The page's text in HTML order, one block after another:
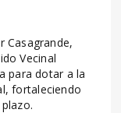
Casagrande,
Vecinal
para dotar a la
fortaleciendo